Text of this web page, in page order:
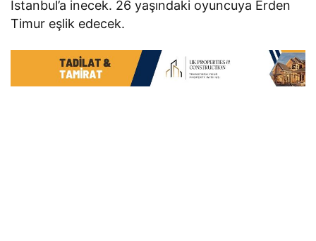
İstanbul’a inecek. 26 yaşındaki oyuncuya Erden
Timur eşlik edecek.